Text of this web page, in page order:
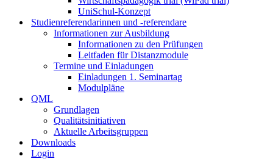
UniSchul-Konzept
Studienreferendarinnen und -referendare
Informationen zur Ausbildung
Informationen zu den Prüfungen
Leitfaden für Distanzmodule
Termine und Einladungen
Einladungen 1. Seminartag
Modulpläne
QML
Grundlagen
Qualitätsinitiativen
Aktuelle Arbeitsgruppen
Downloads
Login